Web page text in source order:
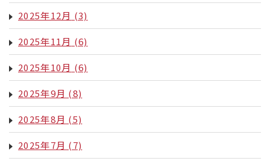
2025年12月 (3)
2025年11月 (6)
2025年10月 (6)
2025年9月 (8)
2025年8月 (5)
2025年7月 (7)